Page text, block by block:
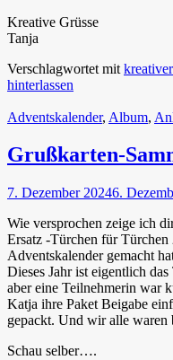
Kreative Grüsse
Tanja
Verschlagwortet mit
hinterlassen
Adventskalender, Album,
Grußkarten-
7. Dezember 20246.
Wie versprochen zeige ich
Ersatz -Türchen für Türchen
Adventskalender gemacht
Dieses Jahr ist eigentlich
aber eine Teilnehmerin war
Katja ihre Paket Beigabe
gepackt. Und wir alle waren
Schau selber….